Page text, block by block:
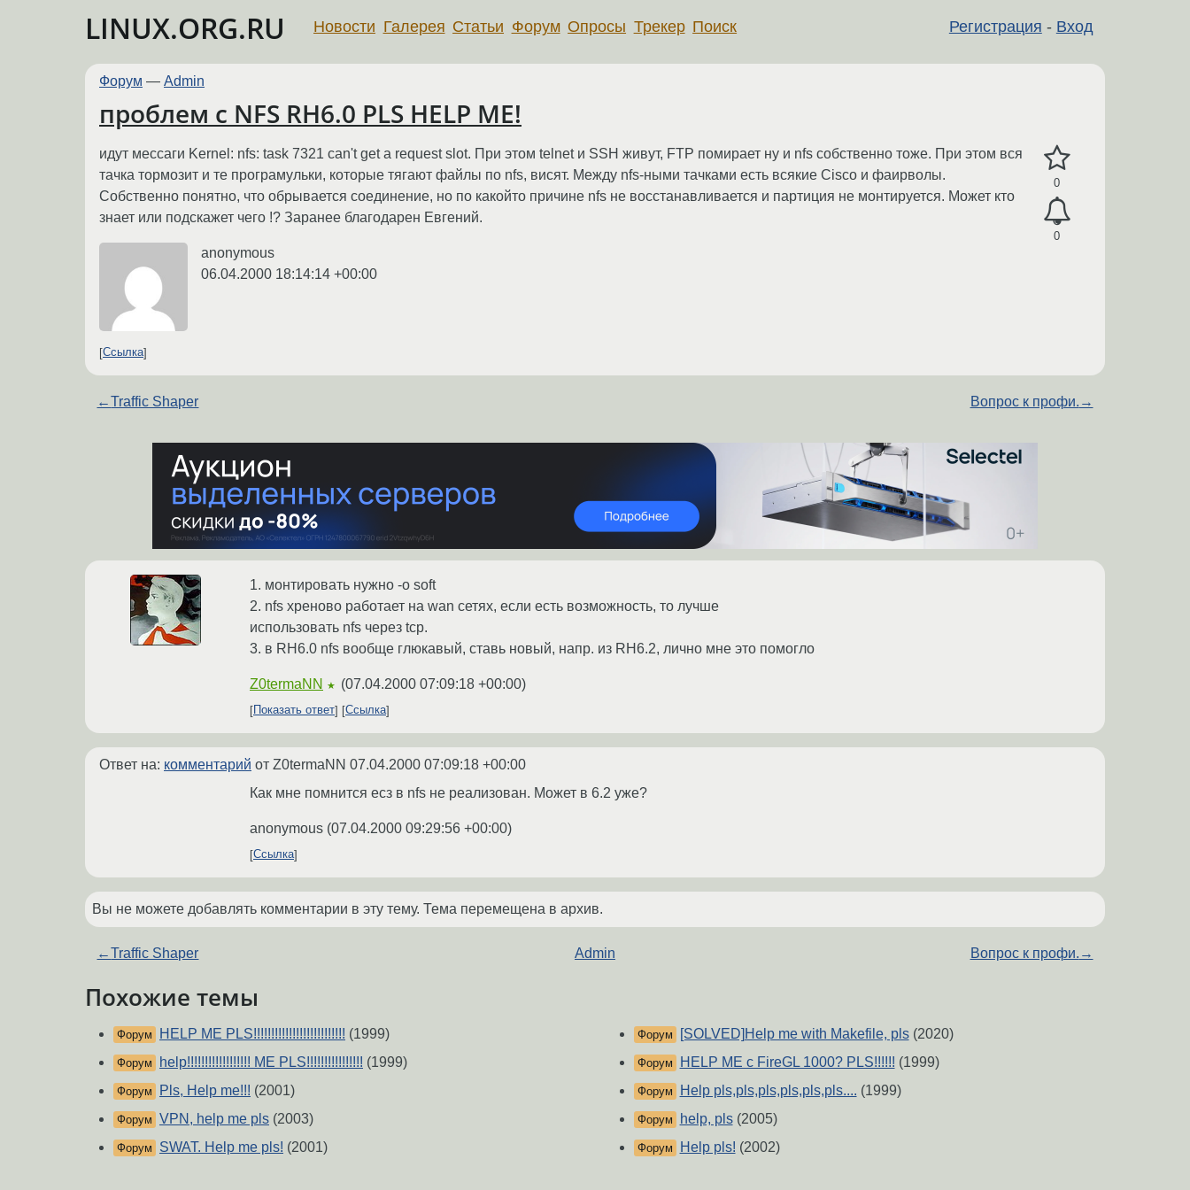
LINUX.ORG.RU Регистрация - Вход
Новости Галерея Статьи Форум Опросы Трекер Поиск
Форум — Admin
проблем с NFS RH6.0 PLS HELP ME!
0
0
идут мессаги Kernel: nfs: task 7321 can't get a request slot. При этом telnet и SSH живут, FTP помирает ну и nfs собственно тоже. При этом вся
тачка тормозит и те програмульки, которые тягают файлы по nfs, висят. Между nfs-ными тачками есть всякие Cisco и фаирволы.
Собственно понятно, что обрывается соединение, но по какойто причине nfs не восстанавливается и партиция не монтируется. Может кто
знает или подскажет чего !? Заранее благодарен Евгений.
anonymous
06.04.2000 18:14:14 +00:00
Ссылка
←Traffic Shaper Вопрос к профи. →
1. монтировать нужно -o soft
2. nfs хреново работает на wan сетях, если есть возможность, то лучше
использовать nfs через tcp.
3. в RH6.0 nfs вообще глюкавый, ставь новый, напр. из RH6.2, лично мне это помогло
Z0termaNN ★ (07.04.2000 07:09:18 +00:00)
Показать ответ Ссылка
Ответ на: комментарий от Z0termaNN 07.04.2000 07:09:18 +00:00
Как мне помнится есз в nfs не реализован. Может в 6.2 уже?
anonymous (07.04.2000 09:29:56 +00:00)
Ссылка
Вы не можете добавлять комментарии в эту тему. Тема перемещена в архив.
←Traffic Shaper Admin Вопрос к профи. →
Похожие темы
Форум HELP ME PLS!!!!!!!!!!!!!!!!!!!!!!!!!! (1999)
Форум help!!!!!!!!!!!!!!!!!! ME PLS!!!!!!!!!!!!!!!! (1999)
Форум Pls, Help me!!! (2001)
Форум VPN, help me pls (2003)
Форум SWAT. Help me pls! (2001)
Форум [SOLVED]Help me with Makefile, pls(2020)
Форум HELP ME с FireGL 1000? PLS!!!!!! (1999)
Форум Help pls,pls,pls,pls,pls,pls.... (1999)
Форум help, pls(2005)
Форум Help pls! (2002)